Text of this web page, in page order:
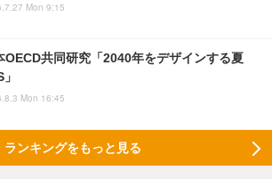
Mon 9:15
OECD共同研究「2040年をデザインする夏
Mon 16:45
ランキングをもっと見る